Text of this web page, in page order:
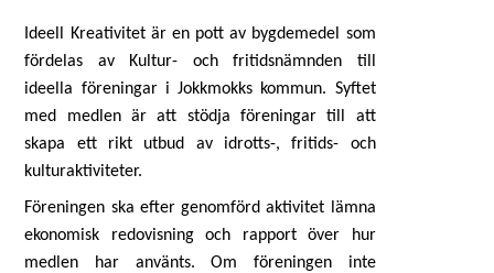
Ideell Kreativitet är en pott av bygdemedel som
fördelas av Kultur- och fritidsnämnden till
ideella föreningar i Jokkmokks kommun. Syftet
med medlen är att stödja föreningar till att
skapa ett rikt utbud av idrotts-, fritids- och
kulturaktiviteter.
Föreningen ska efter genomförd aktivitet lämna
ekonomisk redovisning och rapport över hur
medlen har använts. Om föreningen inte